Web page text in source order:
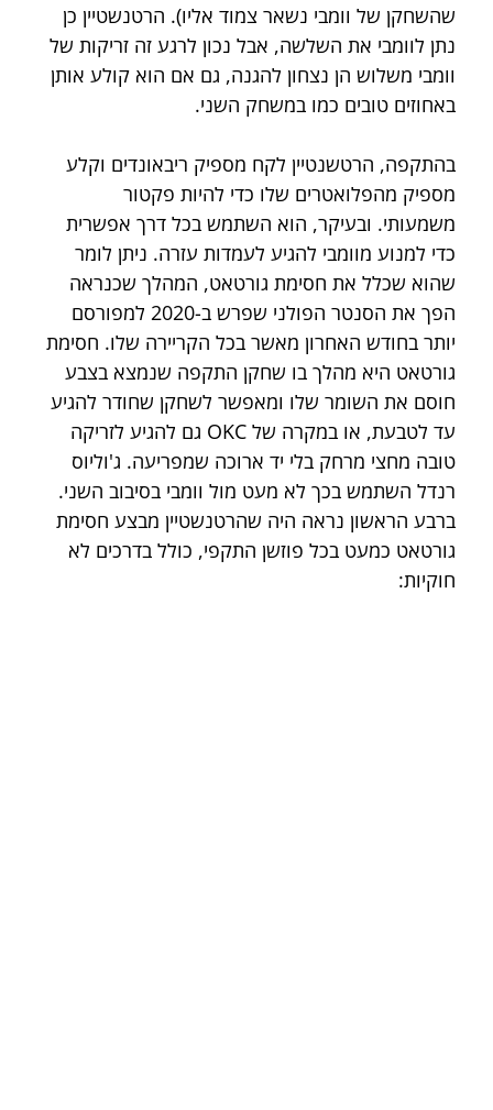
שהשחקן של וומבי נשאר צמוד אליו). הרטנשטיין כן
נתן לוומבי את השלשה, אבל נכון לרגע זה זריקות של
וומבי משלוש הן נצחון להגנה, גם אם הוא קולע אותן
באחוזים טובים כמו במשחק השני.
בהתקפה, הרטשנטיין לקח מספיק ריבאונדים וקלע
מספיק מהפלואטרים שלו כדי להיות פקטור
משמעותי. ובעיקר, הוא השתמש בכל דרך אפשרית
כדי למנוע מוומבי להגיע לעמדות עזרה. ניתן לומר
שהוא שכלל את חסימת גורטאט, המהלך שכנראה
הפך את הסנטר הפולני שפרש ב-2020 למפורסם
יותר בחודש האחרון מאשר בכל הקריירה שלו. חסימת
גורטאט היא מהלך בו שחקן התקפה שנמצא בצבע
חוסם את השומר שלו ומאפשר לשחקן שחודר להגיע
עד לטבעת, או במקרה של OKC גם להגיע לזריקה
טובה מחצי מרחק בלי יד ארוכה שמפריעה. ג'וליוס
רנדל השתמש בכך לא מעט מול וומבי בסיבוב השני.
ברבע הראשון נראה היה שהרטנשטיין מבצע חסימת
גורטאט כמעט בכל פוזשן התקפי, כולל בדרכים לא
חוקיות: